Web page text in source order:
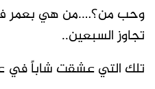
وحب من؟….من هي بعمر
تجاوز السبعين..
تلك التي عشقت شاباً في